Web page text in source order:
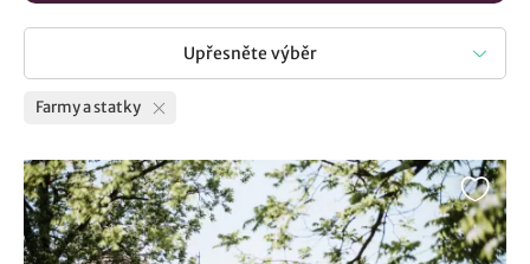
Upřesněte výběr
Farmy a statky